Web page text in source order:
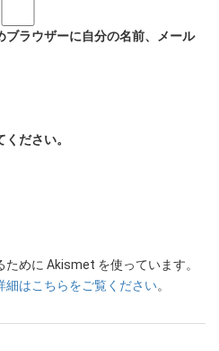
ラウザーに自分の名前、メール
ださい。
めに Akismet を使っています。
細はこちらをご覧ください。